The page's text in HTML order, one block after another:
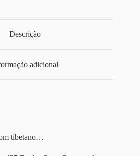
Descrição
adicional
tibetano…